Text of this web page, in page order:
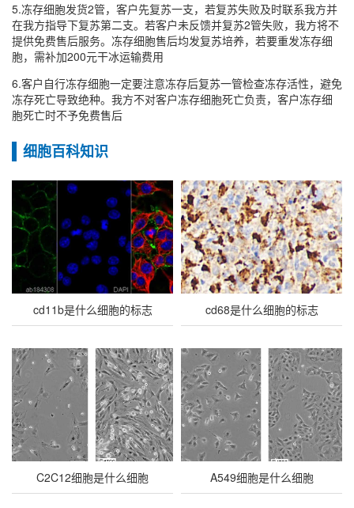
5.冻存细胞发货2管，客户先复苏一支，若复苏失败及时联系我方并
在我方指导下复苏第二支。若客户未反馈并复苏2管失败，我方将不
提供免费售后服务。冻存细胞售后均发复苏培养，若要重发冻存细
胞，需补加200元干冰运输费用
6.客户自行冻存细胞一定要注意冻存后复苏一管检查冻存活性，避免
冻存死亡导致绝种。我方不对客户冻存细胞死亡负责，客户冻存细
胞死亡时不予免费售后
细胞百科知识
cd11b是什么细胞的标志 cd68是什么细胞的标志
C2C12细胞是什么细胞 A549细胞是什么细胞